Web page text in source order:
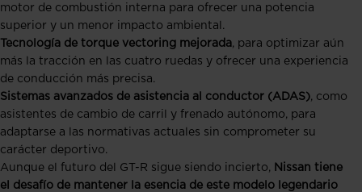
motor de combustión interna para ofrecer una potencia
superior y un menor impacto ambiental.
Tecnología de torque vectoring mejorada, para optimizar aún
más la tracción en las cuatro ruedas y ofrecer una experiencia
de conducción más precisa.
Sistemas avanzados de asistencia al conductor (ADAS), como
asistentes de cambio de carril y frenado autónomo, para
adaptarse a las normativas actuales sin comprometer su
carácter deportivo.
Aunque el futuro del GT-R sigue siendo incierto, Nissan tiene
el desafío de mantener la esencia de este modelo legendario